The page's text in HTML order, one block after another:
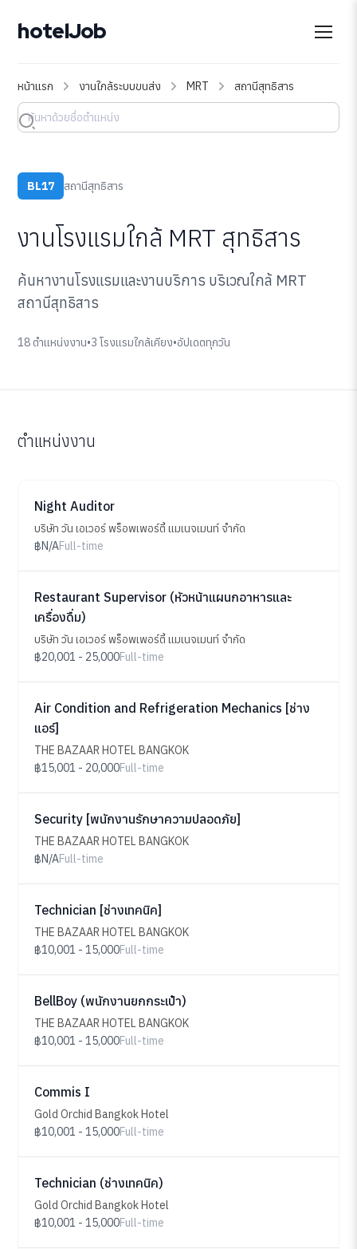
hotelJob
หน้าแรก งานใกล้ระบบขนส่ง MRT สถานีสุทธิสาร
BL17 สถานีสุทธิสาร
งานโรงแรมใกล้ MRT สุทธิสาร
ค้นหางานโรงแรมและงานบริการ บริเวณใกล้ MRT
สถานีสุทธิสาร
18 ตำแหน่งงาน•3 โรงแรมใกล้เคียง•อัปเดตทุกวัน
ตำแหน่งงาน
Night Auditor
บริษัท วัน เอเวอร์ พร็อพเพอร์ตี้ แมเนจเมนท์ จำกัด
฿N/AFull-time
Restaurant Supervisor (หัวหน้าแผนกอาหารและ
เครื่องดื่ม)
บริษัท วัน เอเวอร์ พร็อพเพอร์ตี้ แมเนจเมนท์ จำกัด
฿20,001 - 25,000Full-time
Air Condition and Refrigeration Mechanics [ช่าง
แอร์]
THE BAZAAR HOTEL BANGKOK
฿15,001 - 20,000Full-time
Security [พนักงานรักษาความปลอดภัย]
THE BAZAAR HOTEL BANGKOK
฿N/AFull-time
Technician [ช่างเทคนิค]
THE BAZAAR HOTEL BANGKOK
฿10,001 - 15,000Full-time
BellBoy (พนักงานยกกระเป๋า)
THE BAZAAR HOTEL BANGKOK
฿10,001 - 15,000Full-time
Commis I
Gold Orchid Bangkok Hotel
฿10,001 - 15,000Full-time
Technician (ช่างเทคนิค)
Gold Orchid Bangkok Hotel
฿10,001 - 15,000Full-time